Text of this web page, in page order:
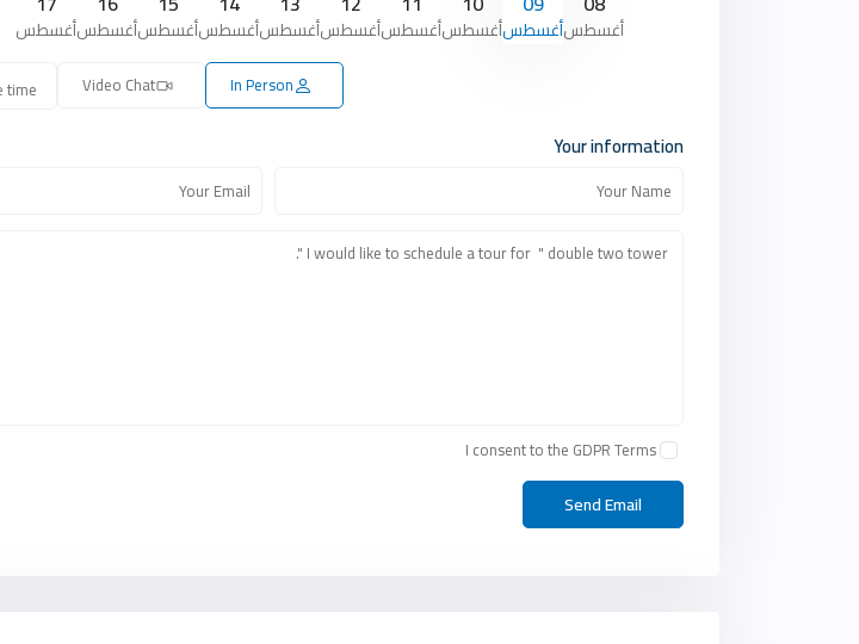
أغسطسأغسطسأغسطسأغسطسأغسطسأغسطسأغسطسأغسطسأغسطسأغسطس
In Person
Video Chat
Your information
I consent to the GDPR Terms